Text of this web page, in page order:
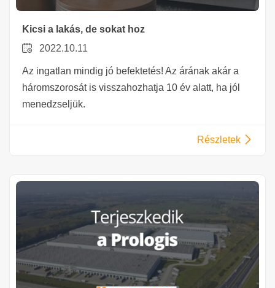
Kicsi a lakás, de sokat hoz
2022.10.11
Az ingatlan mindig jó befektetés! Az árának akár a
háromszorosát is visszahozhatja 10 év alatt, ha jól
menedzseljük.
Részletek